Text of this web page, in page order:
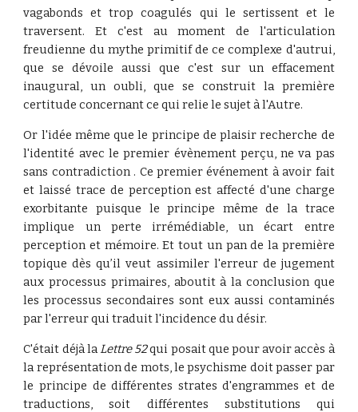
vagabonds et trop coagulés qui le sertissent et le
traversent. Et c'est au moment de l'articulation
freudienne du mythe primitif de ce complexe d'autrui,
que se dévoile aussi que c'est sur un effacement
inaugural, un oubli, que se construit la première
certitude concernant ce qui relie le sujet à l'Autre.
Or l'idée même que le principe de plaisir recherche de
l'identité avec le premier évènement perçu, ne va pas
sans contradiction . Ce premier événement à avoir fait
et laissé trace de perception est affecté d'une charge
exorbitante puisque le principe même de la trace
implique un perte irrémédiable, un écart entre
perception et mémoire. Et tout un pan de la première
topique dès qu’il veut assimiler l'erreur de jugement
aux processus primaires, aboutit à la conclusion que
les processus secondaires sont eux aussi contaminés
par l'erreur qui traduit l'incidence du désir.
C'était déjà laLettre 52qui posait que pour avoir accès à
la représentation de mots, le psychisme doit passer par
le principe de différentes strates d'engrammes et de
traductions, soit différentes substitutions qui